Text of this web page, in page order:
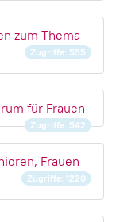
zum Thema
Zugriffe: 555
für Frauen
Zugriffe: 542
Frauen
Zugriffe: 1220